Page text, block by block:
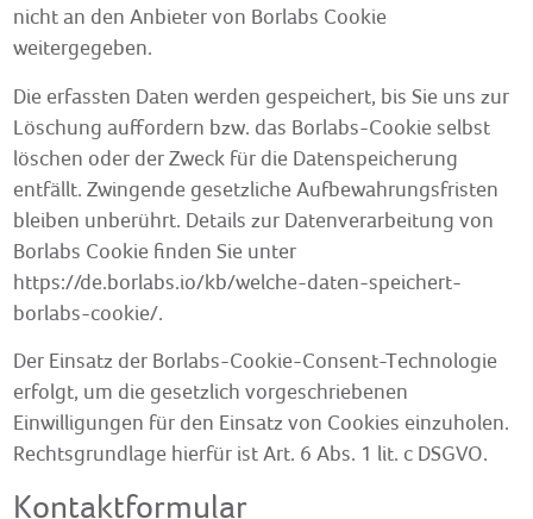
nicht an den Anbieter von Borlabs Cookie
weitergegeben.
Die erfassten Daten werden gespeichert, bis Sie uns zur
Löschung auffordern bzw. das Borlabs-Cookie selbst
löschen oder der Zweck für die Datenspeicherung
entfällt. Zwingende gesetzliche Aufbewahrungsfristen
bleiben unberührt. Details zur Datenverarbeitung von
Borlabs Cookie finden Sie unter
https://de.borlabs.io/kb/welche-daten-speichert-
borlabs-cookie/.
Der Einsatz der Borlabs-Cookie-Consent-Technologie
erfolgt, um die gesetzlich vorgeschriebenen
Einwilligungen für den Einsatz von Cookies einzuholen.
Rechtsgrundlage hierfür ist Art. 6 Abs. 1 lit. c DSGVO.
Kontaktformular